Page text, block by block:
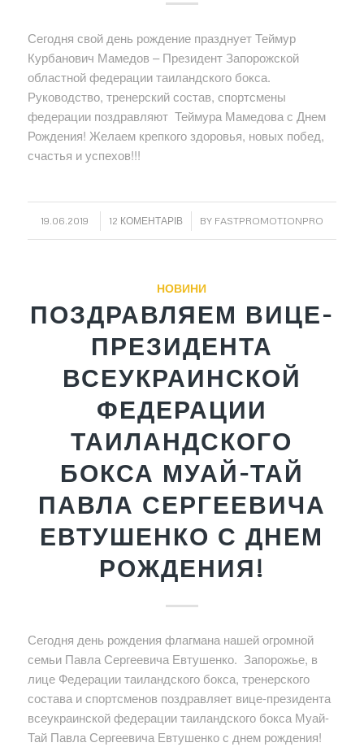
Сегодня свой день рождение празднует Теймур
Курбанович Мамедов – Президент Запорожской
областной федерации таиландского бокса.
Руководство, тренерский состав, спортсмены
федерации поздравляют Теймура Мамедова с Днем
Рождения! Желаем крепкого здоровья, новых побед,
счастья и успехов!!!
19.06.2019
/ 12 КОМЕНТАРІВ
/ BY FASTPROMOTIONPRO
НОВИНИ
ПОЗДРАВЛЯЕМ ВИЦЕ-
ПРЕЗИДЕНТА
ВСЕУКРАИНСКОЙ
ФЕДЕРАЦИИ
ТАИЛАНДСКОГО
БОКСА МУАЙ-ТАЙ
ПАВЛА СЕРГЕЕВИЧА
ЕВТУШЕНКО С ДНЕМ
РОЖДЕНИЯ!
Сегодня день рождения флагмана нашей огромной
семьи Павла Сергеевича Евтушенко. Запорожье, в
лице Федерации таиландского бокса, тренерского
состава и спортсменов поздравляет вице-президента
всеукраинской федерации таиландского бокса Муай-
Тай Павла Сергеевича Евтушенко с днем рождения!